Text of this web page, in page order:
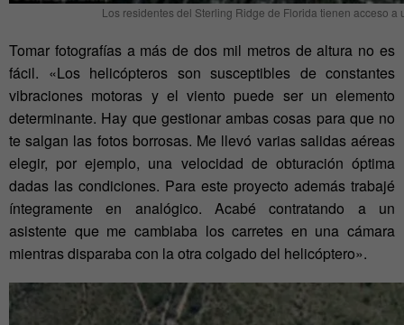
Los residentes del Sterling Ridge de Florida tienen acceso
Tomar fotografías a más de dos mil metros de altura no es
fácil. «Los helicópteros son susceptibles de constantes
vibraciones motoras y el viento puede ser un elemento
determinante. Hay que gestionar ambas cosas para que no
te salgan las fotos borrosas. Me llevó varias salidas aéreas
elegir, por ejemplo, una velocidad de obturación óptima
dadas las condiciones. Para este proyecto además trabajé
íntegramente en analógico. Acabé contratando a un
asistente que me cambiaba los carretes en una cámara
mientras disparaba con la otra colgado del helicóptero».